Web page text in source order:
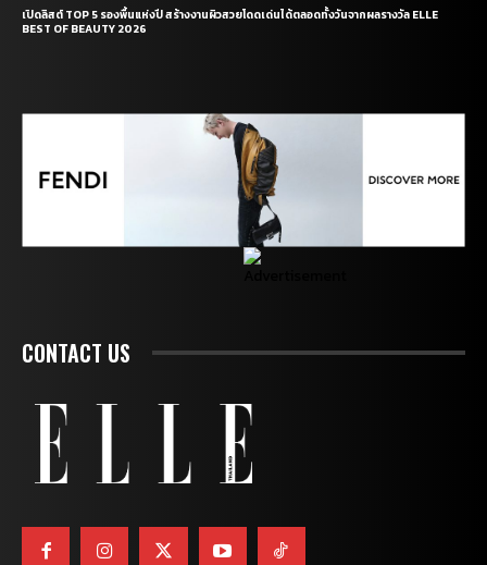
เปิดลิสต์ TOP 5 รองพื้นแห่งปี สร้างงานผิวสวยโดดเด่นได้ตลอดทั้งวันจากผลรางวัล ELLE
BEST OF BEAUTY 2026
CONTACT US